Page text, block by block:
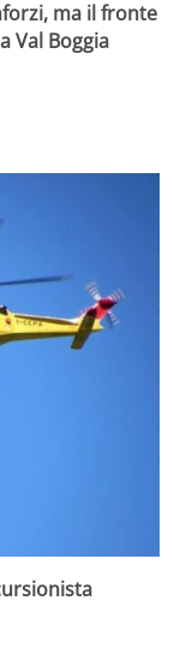
ma il fronte
Val Boggia